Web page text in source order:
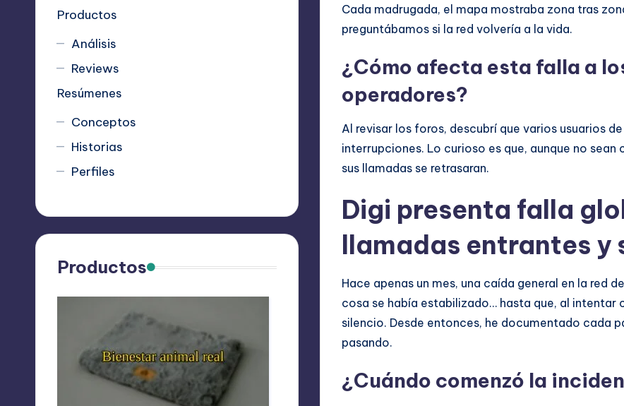
Cada madrugada, el mapa mostraba zona tras
preguntábamos si la red volvería a la vida.
¿Cómo afecta esta falla a
operadores?
Al revisar los foros, descubrí que varios usuarios
interrupciones. Lo curioso es que, aunque no
sus llamadas se retrasaran.
Digi presenta falla
llamadas entrantes y
Hace apenas un mes, una caída general en la red
cosa se había estabilizado… hasta que, al
silencio. Desde entonces, he documentado cada
pasando.
¿Cuándo comenzó la
Productos
Análisis
Reviews
Resúmenes
Conceptos
Historias
Perfiles
Productos